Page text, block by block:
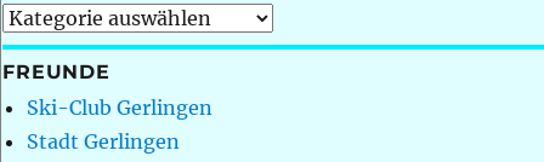
Kategorien
FREUNDE
Ski-Club Gerlingen
Stadt Gerlingen